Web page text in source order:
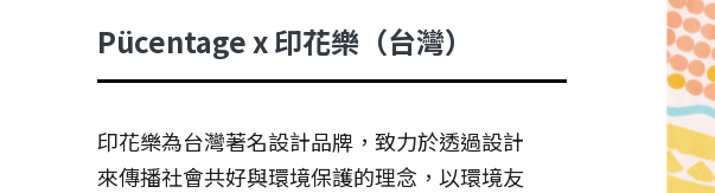
Pücentage x 印花樂（台灣）
印花樂為台灣著名設計品牌，致力於透過設計
來傳播社會共好與環境保護的理念，以環境友